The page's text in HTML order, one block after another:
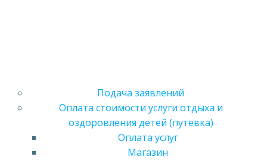
Подача заявлений
Оплата стоимости услуги отдыха и
оздоровления детей (путевка)
Оплата услуг
Магазин